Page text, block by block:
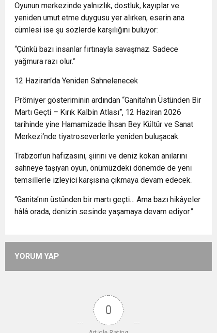
Oyunun merkezinde yalnızlık, dostluk, kayıplar ve
yeniden umut etme duygusu yer alırken, eserin ana
cümlesi ise şu sözlerde karşılığını buluyor:
“Çünkü bazı insanlar fırtınayla savaşmaz. Sadece
yağmura razı olur.”
12 Haziran’da Yeniden Sahnelenecek
Prömiyer gösteriminin ardından “Ganita’nın Üstünden Bir
Martı Geçti – Kırık Kalbin Atlası”, 12 Haziran 2026
tarihinde yine Hamamizade İhsan Bey Kültür ve Sanat
Merkezi’nde tiyatroseverlerle yeniden buluşacak.
Trabzon’un hafızasını, şiirini ve deniz kokan anılarını
sahneye taşıyan oyun, önümüzdeki dönemde de yeni
temsillerle izleyici karşısına çıkmaya devam edecek.
“Ganita’nın üstünden bir martı geçti… Ama bazı hikâyeler
hâlâ orada, denizin sesinde yaşamaya devam ediyor.”
YORUM YAP
0